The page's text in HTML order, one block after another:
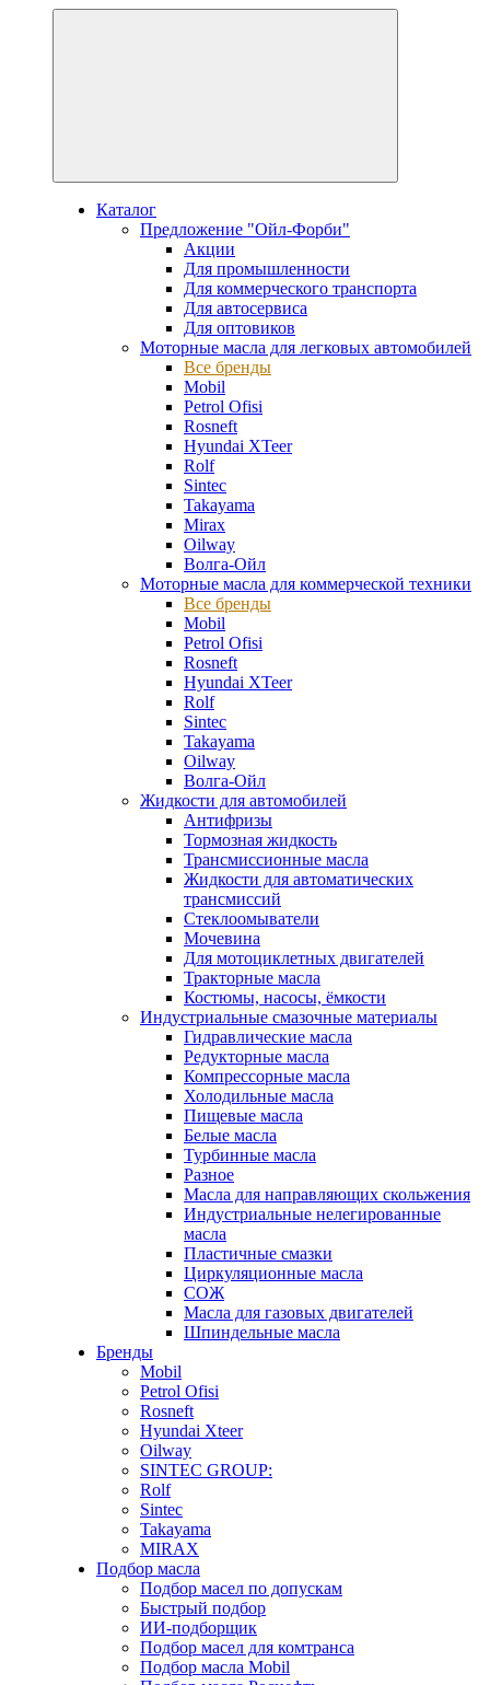
Каталог
Предложение "Ойл-Форби"
Акции
Для промышленности
Для коммерческого транспорта
Для автосервиса
Для оптовиков
Моторные масла для легковых автомобилей
Все бренды
Mobil
Petrol Ofisi
Rosneft
Hyundai XTeer
Rolf
Sintec
Takayama
Mirax
Oilway
Волга-Ойл
Моторные масла для коммерческой техники
Все бренды
Mobil
Petrol Ofisi
Rosneft
Hyundai XTeer
Rolf
Sintec
Takayama
Oilway
Волга-Ойл
Жидкости для автомобилей
Антифризы
Тормозная жидкость
Трансмиссионные масла
Жидкости для автоматических
трансмиссий
Стеклоомыватели
Мочевина
Для мотоциклетных двигателей
Тракторные масла
Костюмы, насосы, ёмкости
Индустриальные смазочные материалы
Гидравлические масла
Редукторные масла
Компрессорные масла
Холодильные масла
Пищевые масла
Белые масла
Турбинные масла
Разное
Масла для направляющих скольжения
Индустриальные нелегированные
масла
Пластичные смазки
Циркуляционные масла
СОЖ
Масла для газовых двигателей
Шпиндельные масла
Бренды
Mobil
Petrol Ofisi
Rosneft
Hyundai Xteer
Oilway
SINTEC GROUP:
Rolf
Sintec
Takayama
MIRAX
Подбор масла
Подбор масел по допускам
Быстрый подбор
ИИ-подборщик
Подбор масел для комтранса
Подбор масла Mobil